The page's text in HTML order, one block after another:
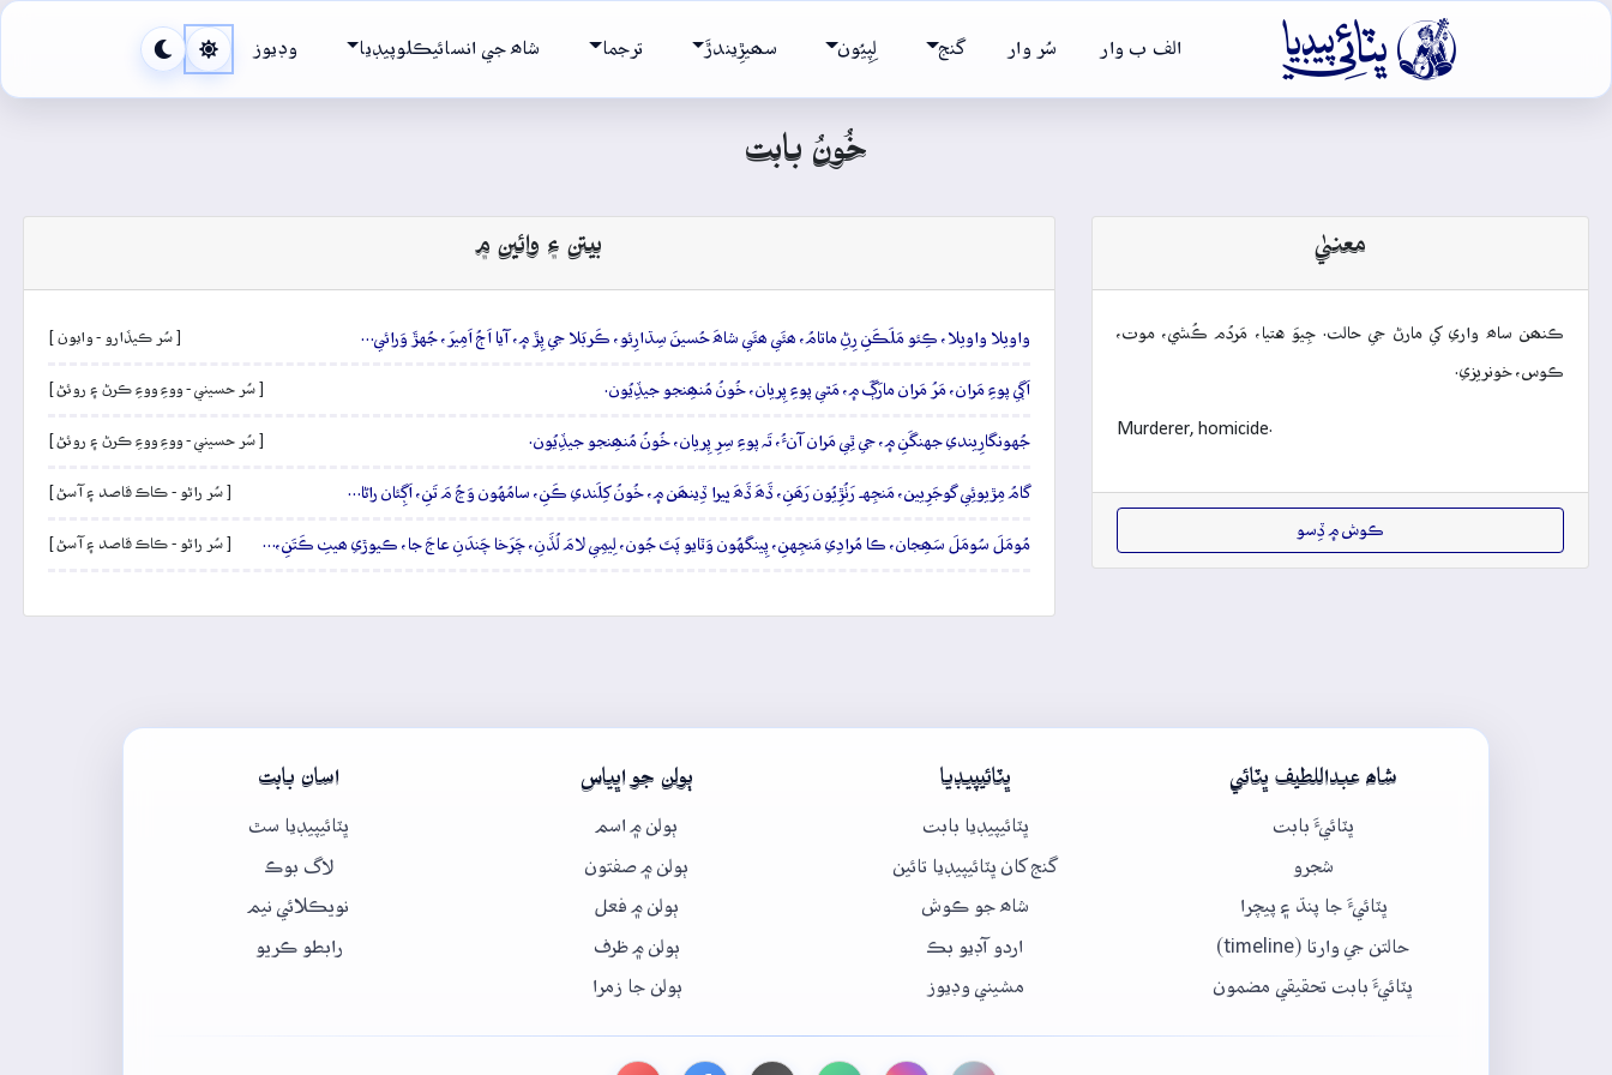
 الف ب وار سُر وار گنج لِپِيُون سھيڙِيندڙَ ترجما شاھ جي انسائيڪلوپيڊيا وڊيوز
خُونُ بابت
معنيٰ
ڪنھن ساھ واري کي مارڻ جي حالت. جِيوَ هتيا، مَردُم ڪُشي، موت،
ڪوس، خونريزي.
Murderer, homicide.
ڪوش ۾ ڏِسو
بيتن ۽ وائين ۾
واويلا واويلا، ڪِئو مَلَڪَنِ رِڻِ ماتامُ، ھئَي ھئَي شاھَ حُسينَ سِڌارِئو، ڪَربَلا جي پِڙَ ۾، آيا اَڄُ اَمِيرَ، جُهڙَ وَرائي… [ سُر ڪيڏارو - وايون ]
اَڳي پوءِ مَران، مَرُ مَران مارَڳَ ۾، مَٿي پوءِ پِريان، خُونُ مُنھِنجو جيڏِيُون. [ سُر حسيني - ووءِ ووءِ ڪرڻ ۽ روئڻ ]
جُهونگارِيندي جهنگَنِ ۾، جي ٿِي مَران آنءُ، تَہ پوءِ سِرِ پِريان، خُونُ مُنھِنجو جيڏِيُون. [ سُر حسيني - ووءِ ووءِ ڪرڻ ۽ روئڻ ]
گامُ مِڙيوئِي گوجَرِيين، مَنجِهہ رَٺُڙِيُون رَھَنِ، ڏَھَ ڏَھَ ڀيرا ڏِينھَن ۾، خُونُ کِلَندي ڪَنِ، سامُهُون وَڃُ مَ تَنِ، اَڳِئان راڻا… [ سُر راڻو - ڪاڪ قاصد ۽ آسڻ ]
مُومَلَ سُومَلَ سَھِجان، ڪا مُرادِي مَنجِهنِ، پِينگهُون وَٽايو پَتَ جُون، لِيمِي لامَ لُڏَنِ، چَرَخا چَندَنِ عاجَ جا، ڪيوڙي ھيٺِ ڪَتَنِ،… [ سُر راڻو - ڪاڪ قاصد ۽ آسڻ ]
شاھ عبداللطيف ڀٽائي
ڀٽائيءَ بابت
شجرو
ڀٽائيءَ جا پنڌ ۽ پيچرا
حالتن جي وارتا (timeline)
ڀٽائيءَ بابت تحقيقي مضمون
ڀٽائيپيڊيا
ڀٽائيپيڊيا بابت
گنج کان ڀٽائيپيڊيا تائين
شاھ جو ڪوش
اردو آڊيو بڪ
مشيني وڊيوز
ٻولن جو اڀياس
ٻولن ۾ اسم
ٻولن ۾ صفتون
ٻولن ۾ فعل
ٻولن ۾ ظرف
ٻولن جا زمرا
اسان بابت
ڀٽائيپيڊيا سٿ
لاگ بوڪ
نويڪلائي نيم
رابطو ڪريو